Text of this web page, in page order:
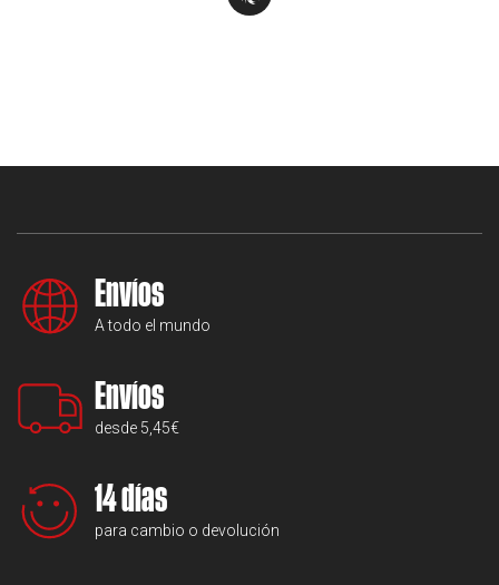
Envíos
A todo el mundo
Envíos
desde 5,45€
14 días
para cambio o devolución